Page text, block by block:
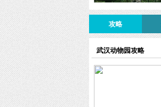
按
下
浏
信
息
攻略
武汉动物园攻略